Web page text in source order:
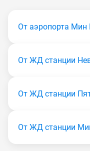
От аэропорта Мин
От ЖД станции
От ЖД станции
От ЖД станции